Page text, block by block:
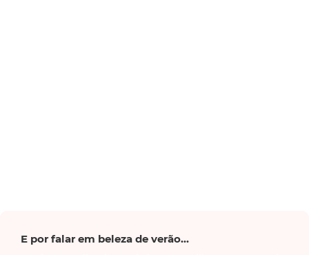
E por falar em beleza de verão...